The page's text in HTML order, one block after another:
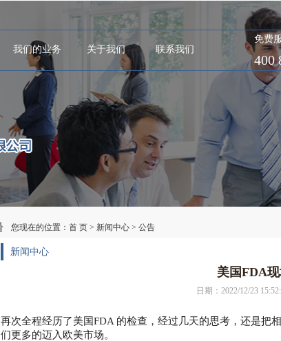
我们的业务 关于我们 联系我们
免费
400
您现在的位置： 首 页 > 新闻中心 > 公告
新闻中心
美国FDA
日期：2022/12/23
再次全程经历了美国FDA 的检查，经过几天的思考，还是把
们更多的迈入欧美市场。